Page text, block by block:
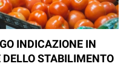
INDICAZIONE IN
STABILIMENTO